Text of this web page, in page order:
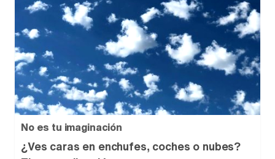
No es tu imaginación
¿Ves caras en enchufes, coches o nubes?